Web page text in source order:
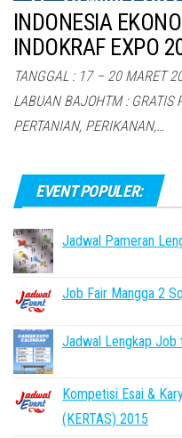
INDONESIA
INDOKRAF EXPO
TANGGAL : 17 – 20 MARET
LABUAN BAJOHTM : GRATIS
PERTANIAN, PERIKANAN,…
EVENT POPULER:
Jadwal Pameran
Job Fair Mangga 2
Jadwal Lengkap Job
Kompetisi Esai &
(KERTAS) 2015